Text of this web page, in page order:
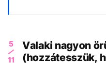
5
11
Valaki nagyon
(hozzátesszük,